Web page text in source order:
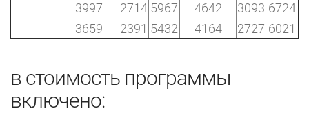
3997
2714 5967 4642 3093 6724
3659
2391 5432 4164 2727 6021
в стоимость программы
включено: